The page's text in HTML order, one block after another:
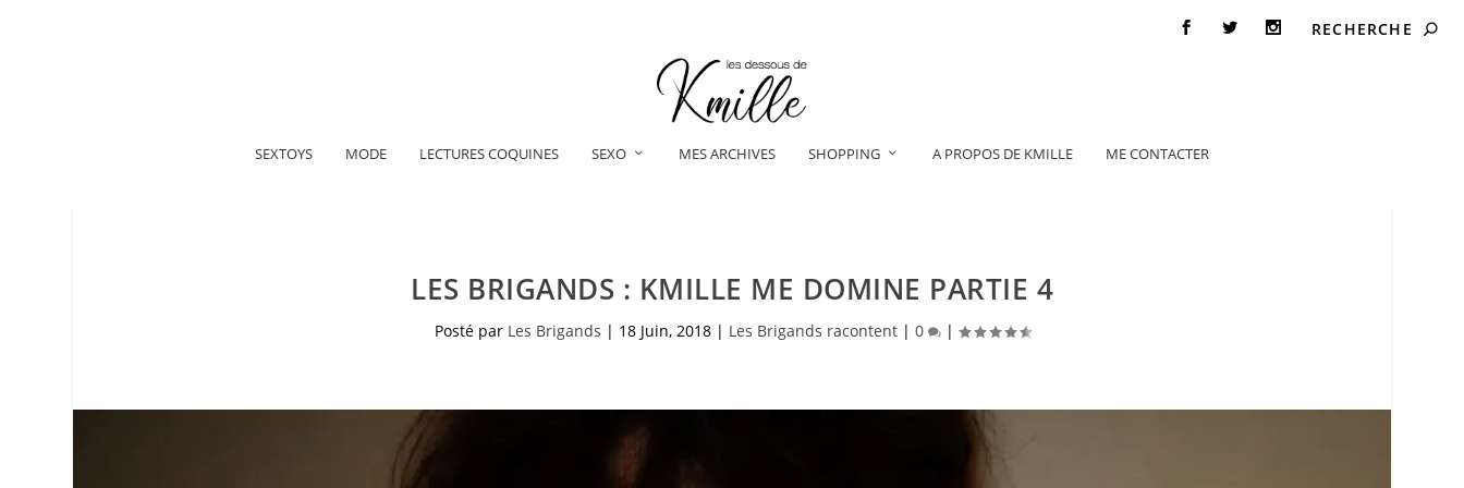
SEXTOYS MODE LECTURES COQUINES SEXO MES ARCHIVES SHOPPING A PROPOS DE KMILLE ME CONTACTER
LES BRIGANDS : KMILLE ME DOMINE PARTIE 4
Posté par Les Brigands | 18 Juin, 2018| Les Brigands racontent| 0 |